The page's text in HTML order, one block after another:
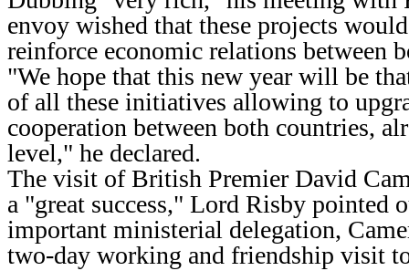
envoy wished that these projects
reinforce economic relations between
"We hope that this new year will be
of all these initiatives allowing to
cooperation between both countries,
level," he declared.
The visit of British Premier David
a "great success," Lord Risby pointed
important ministerial delegation,
two-day working and friendship visit